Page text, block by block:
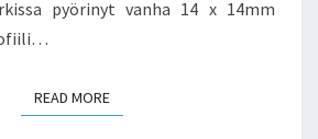
pyörinyt vanha 14 x 14mm
READ MOREREAD MORE